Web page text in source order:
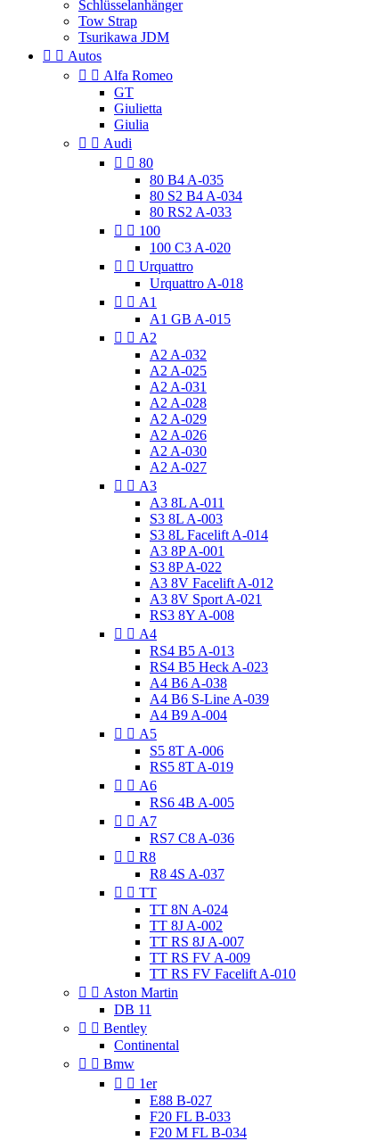
Schlüsselanhänger
Tow Strap
Tsurikawa JDM
  Autos
  Alfa Romeo
GT
Giulietta
Giulia
  Audi
  80
80 B4 A-035
80 S2 B4 A-034
80 RS2 A-033
  100
100 C3 A-020
  Urquattro
Urquattro A-018
  A1
A1 GB A-015
  A2
A2 A-032
A2 A-025
A2 A-031
A2 A-028
A2 A-029
A2 A-026
A2 A-030
A2 A-027
  A3
A3 8L A-011
S3 8L A-003
S3 8L Facelift A-014
A3 8P A-001
S3 8P A-022
A3 8V Facelift A-012
A3 8V Sport A-021
RS3 8Y A-008
  A4
RS4 B5 A-013
RS4 B5 Heck A-023
A4 B6 A-038
A4 B6 S-Line A-039
A4 B9 A-004
  A5
S5 8T A-006
RS5 8T A-019
  A6
RS6 4B A-005
  A7
RS7 C8 A-036
  R8
R8 4S A-037
  TT
TT 8N A-024
TT 8J A-002
TT RS 8J A-007
TT RS FV A-009
TT RS FV Facelift A-010
  Aston Martin
DB 11
  Bentley
Continental
  Bmw
  1er
E88 B-027
F20 FL B-033
F20 M FL B-034